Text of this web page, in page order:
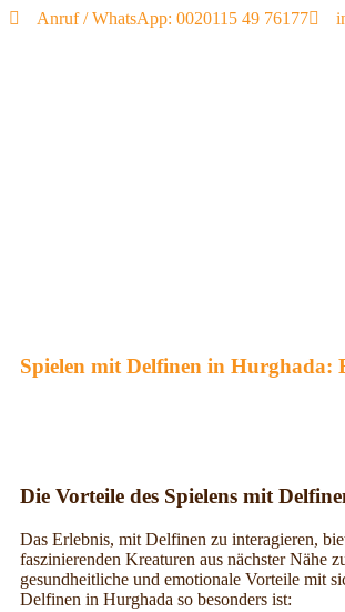
Anruf / WhatsApp: 0020115 49 76177
Spielen mit Delfinen in Hurghada:
Die Vorteile des Spielens mit
Das Erlebnis, mit Delfinen zu interagieren,
faszinierenden Kreaturen aus nächster Nähe
gesundheitliche und emotionale Vorteile mit
Delfinen in Hurghada so besonders ist: